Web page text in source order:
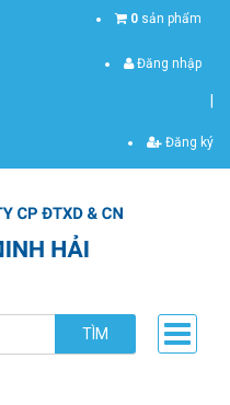
0 sản phẩm
Đăng nhập
Đăng ký
TÌM